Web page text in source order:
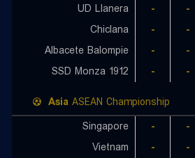
UD Llanera
- -
Chiclana
- -
Albacete Balompie
- -
SSD Monza 1912
- -
Asia ASEAN Championship
Singapore
- -
Vietnam
- -